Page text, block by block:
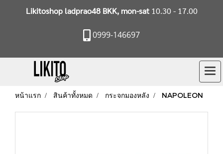
Likitoshop ladprao48 BKK, mon-sat10.30 - 17.00
0999-146697
หน้าแรก สินค้าทั้งหมด กระจกมองหลัง NAPOLEON